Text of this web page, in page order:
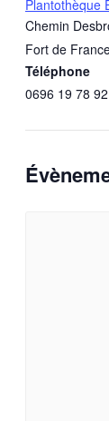
Plantothèque
Chemin
Fort de
Téléphone
0696 19 78 92